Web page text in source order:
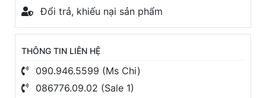
Đổi trả, khiếu nại sản phẩm
THÔNG TIN LIÊN HỆ
090.946.5599 (Ms Chi)
086776.09.02 (Sale 1)